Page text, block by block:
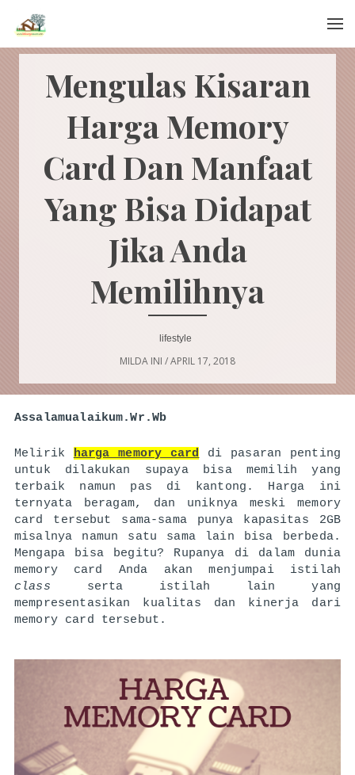
Mengulas Kisaran
Harga Memory
Card Dan Manfaat
Yang Bisa Didapat
Jika Anda
Memilihnya
lifestyle
MILDA INI /APRIL 17, 2018
Assalamualaikum.Wr.Wb
Melirik harga memory card
di pasaran penting
untuk dilakukan supaya bisa memilih yang
terbaik namun pas di kantong. Harga ini
ternyata beragam, dan uniknya meski memory
card tersebut sama-sama punya kapasitas 2GB
misalnya namun satu sama lain bisa berbeda.
Mengapa bisa begitu? Rupanya di dalam dunia
class serta istilah lain yang
mempresentasikan kualitas dan kinerja dari
memory card tersebut.